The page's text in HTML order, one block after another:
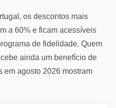
os descontos mais
a 60% e ficam acessíveis
de fidelidade. Quem
ainda um benefício de
em agosto 2026 mostram